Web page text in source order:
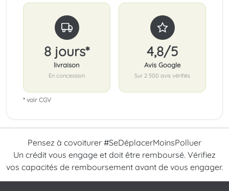
8 jours*
livraison
En concession
4,8/5
Avis Google
Sur 2 500 avis vérifiés
* voir CGV
Pensez à covoiturer #SeDéplacerMoinsPolluer
Un crédit vous engage et doit être remboursé. Vérifiez
vos capacités de remboursement avant de vous engager.